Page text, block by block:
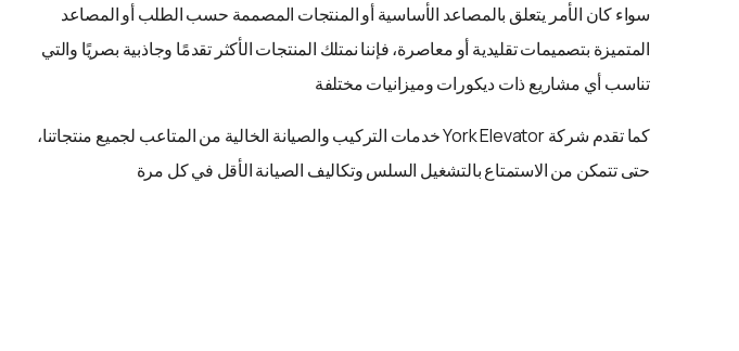
سواء كان الأمر يتعلق بالمصاعد الأساسية أو المنتجات المصممة حسب الطلب أو المصاعد
المتميزة بتصميمات تقليدية أو معاصرة، فإننا نمتلك المنتجات الأكثر تقدمًا وجاذبية بصريًا والتي
تناسب أي مشاريع ذات ديكورات وميزانيات مختلفة
كما تقدم شركة York Elevator خدمات التركيب والصيانة الخالية من المتاعب لجميع منتجاتنا،
حتى تتمكن من الاستمتاع بالتشغيل السلس وتكاليف الصيانة الأقل في كل مرة